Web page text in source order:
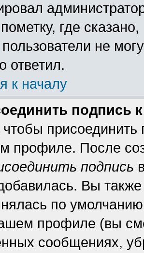
где
не
ответил.
к началу
подпись
чтобы
профиле. После
подпись
Вы
по
профиле (вы
сообщениях,